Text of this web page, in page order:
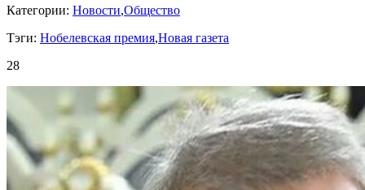
Категории: Новости,Общество
Тэги: Нобелевская премия,Новая газета
28